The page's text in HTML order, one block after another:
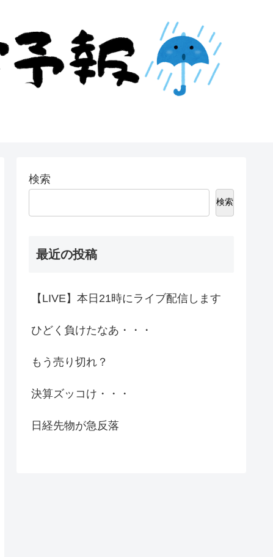
検索
検索
最近の投稿
【LIVE】本日21時にライブ配信します
ひどく負けたなあ・・・
もう売り切れ？
決算ズッコけ・・・
日経先物が急反落